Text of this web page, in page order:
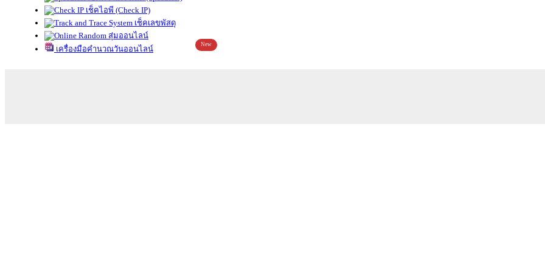
เช็คไอพี (Check IP)
เช็คเลขพัสดุ
สุ่มออนไลน์
เครื่องมือคำนวณวันออนไลน์
New